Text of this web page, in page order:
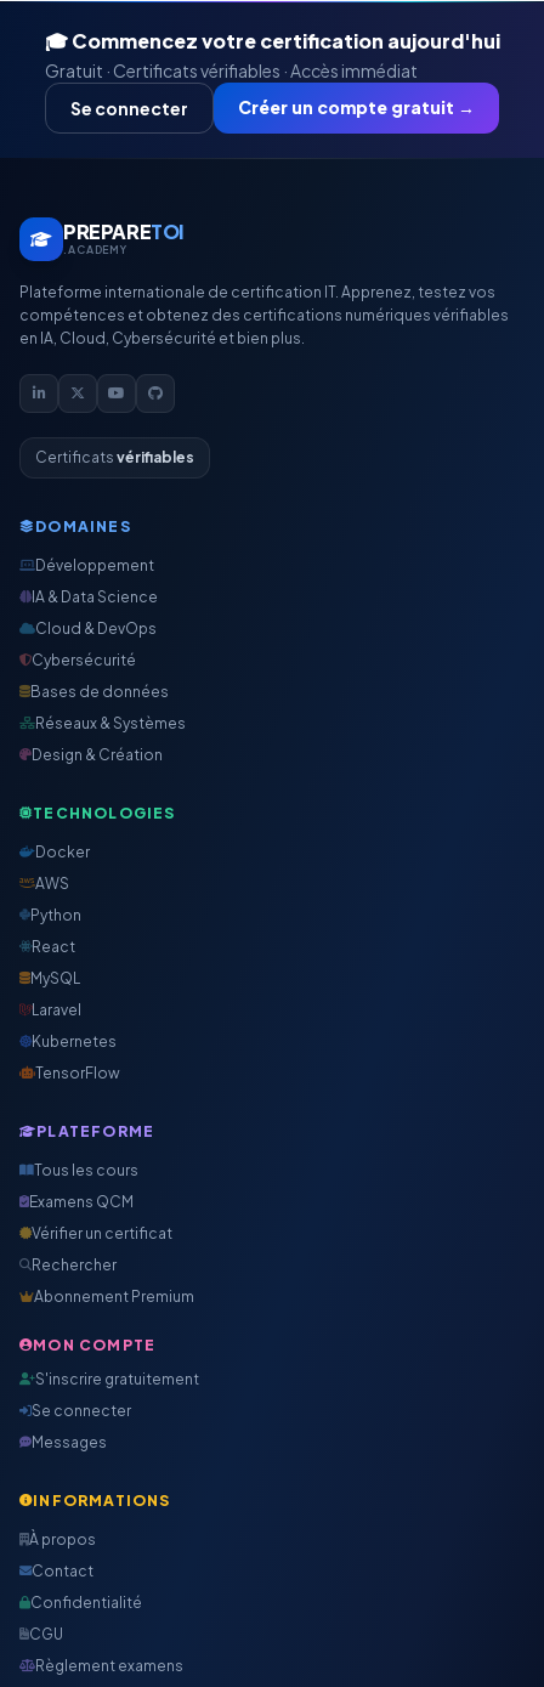
🎓 Commencez votre certification aujourd'hui
Gratuit · Certificats vérifiables · Accès immédiat
Se connecter
Créer un compte gratuit →
PREPARETOI
.ACADEMY
Plateforme internationale de certification IT. Apprenez, testez vos
compétences et obtenez des certifications numériques vérifiables
en IA, Cloud, Cybersécurité et bien plus.
Certificats vérifiables
DOMAINES
Développement
IA & Data Science
Cloud & DevOps
Cybersécurité
Bases de données
Réseaux & Systèmes
Design & Création
TECHNOLOGIES
Docker
AWS
Python
React
MySQL
Laravel
Kubernetes
TensorFlow
PLATEFORME
Tous les cours
Examens QCM
Vérifier un certificat
Rechercher
Abonnement Premium
MON COMPTE
S'inscrire gratuitement
Se connecter
Messages
INFORMATIONS
À propos
Contact
Confidentialité
CGU
Règlement examens